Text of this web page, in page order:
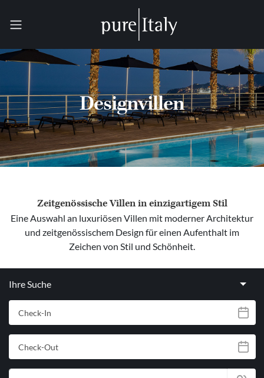
Designvillen
Zeitgenössische Villen in einzigartigem Stil
Eine Auswahl an luxuriösen Villen mit moderner Architektur
und zeitgenössischem Design für einen Aufenthalt im
Zeichen von Stil und Schönheit.
Ihre Suche